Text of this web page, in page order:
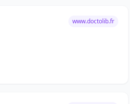
www.doctolib.fr